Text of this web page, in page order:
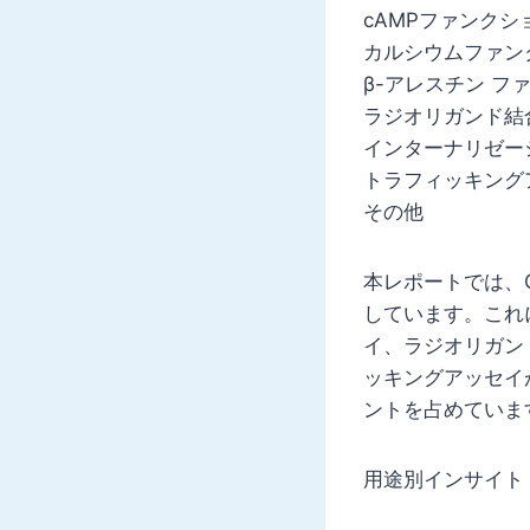
cAMPファンクシ
カルシウムファ
β-アレスチン フ
ラジオリガンド
インターナリゼ
トラフィッキン
その他
本レポートでは
しています。こ
イ、ラジオリガ
ッキングアッセ
ントを占めていま
用途別インサイト